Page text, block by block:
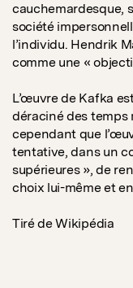
cauchemardesque,
société
l’individu. Hendrik
comme une «
L’œuvre de Kafka
déraciné des temps
cependant que
tentative, dans un
supérieures », de
choix lui-même et
Tiré de Wikipédia